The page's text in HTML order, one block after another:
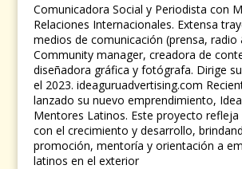
Comunicadora Social y Periodista con
Relaciones Internacionales. Extensa
medios de comunicación (prensa, radio
Community manager, creadora de
diseñadora gráfica y fotógrafa. Dirige
el 2023. ideaguruadvertising.com
lanzado su nuevo emprendimiento,
Mentores Latinos. Este proyecto
con el crecimiento y desarrollo,
promoción, mentoría y orientación a
latinos en el exterior